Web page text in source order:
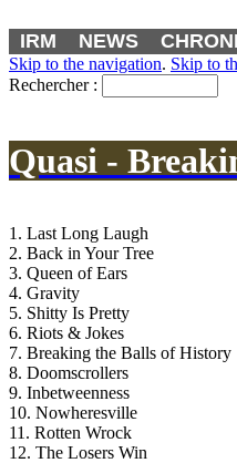
IRM NEWS
Skip to the navigation. Skip to
Rechercher :
Quasi -
1. Last Long Laugh
2. Back in Your Tree
3. Queen of Ears
4. Gravity
5. Shitty Is Pretty
6. Riots & Jokes
7. Breaking the Balls of History
8. Doomscrollers
9. Inbetweenness
10. Nowheresville
11. Rotten Wrock
12. The Losers Win